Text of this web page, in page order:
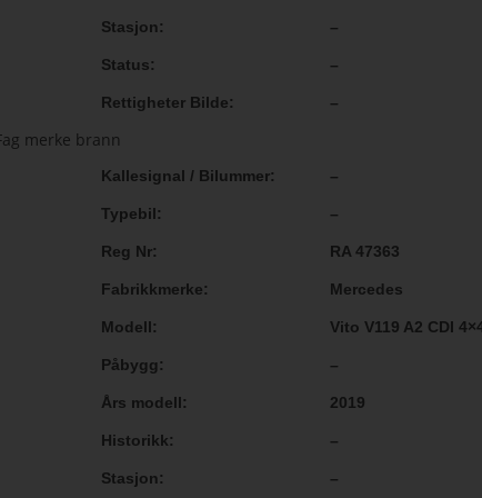
Stasjon –
Status –
Rettigheter Bilde –
Kallesignal / Bilummer –
Typebil –
Reg Nr RA 47363
Fabrikkmerke Mercedes
Modell Vito V119 A2 CDI
Påbygg –
Års modell 2019
Historikk –
Stasjon –